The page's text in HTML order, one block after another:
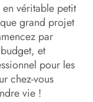
véritable petit
grand projet
par
et
pour les
chez-vous
vie !